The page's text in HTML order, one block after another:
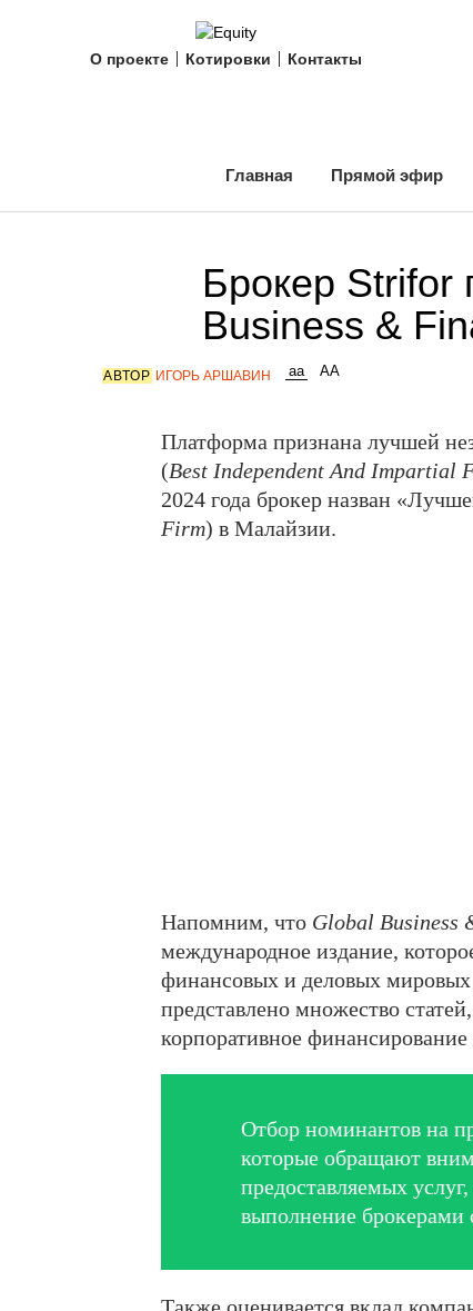
О проекте Котировки Контакты
Главная Прямой эфир
Брокер Strifor
Business &
АВТОР ИГОРЬ АРШАВИН
Платформа признана лучшей
(Best Independent And Impartial
2024 года брокер назван
Firm) в Малайзии.
Напомним, что Global Business
международное издание,
финансовых и деловых
представлено множество
корпоративное
Отбор номинантов на
которые обращают
предоставляемых
выполнение брокерами